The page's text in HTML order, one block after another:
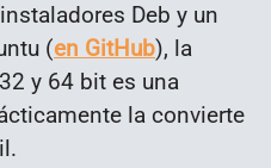
Deb y un
(en GitHub), la
y 64 bit es una
la convierte